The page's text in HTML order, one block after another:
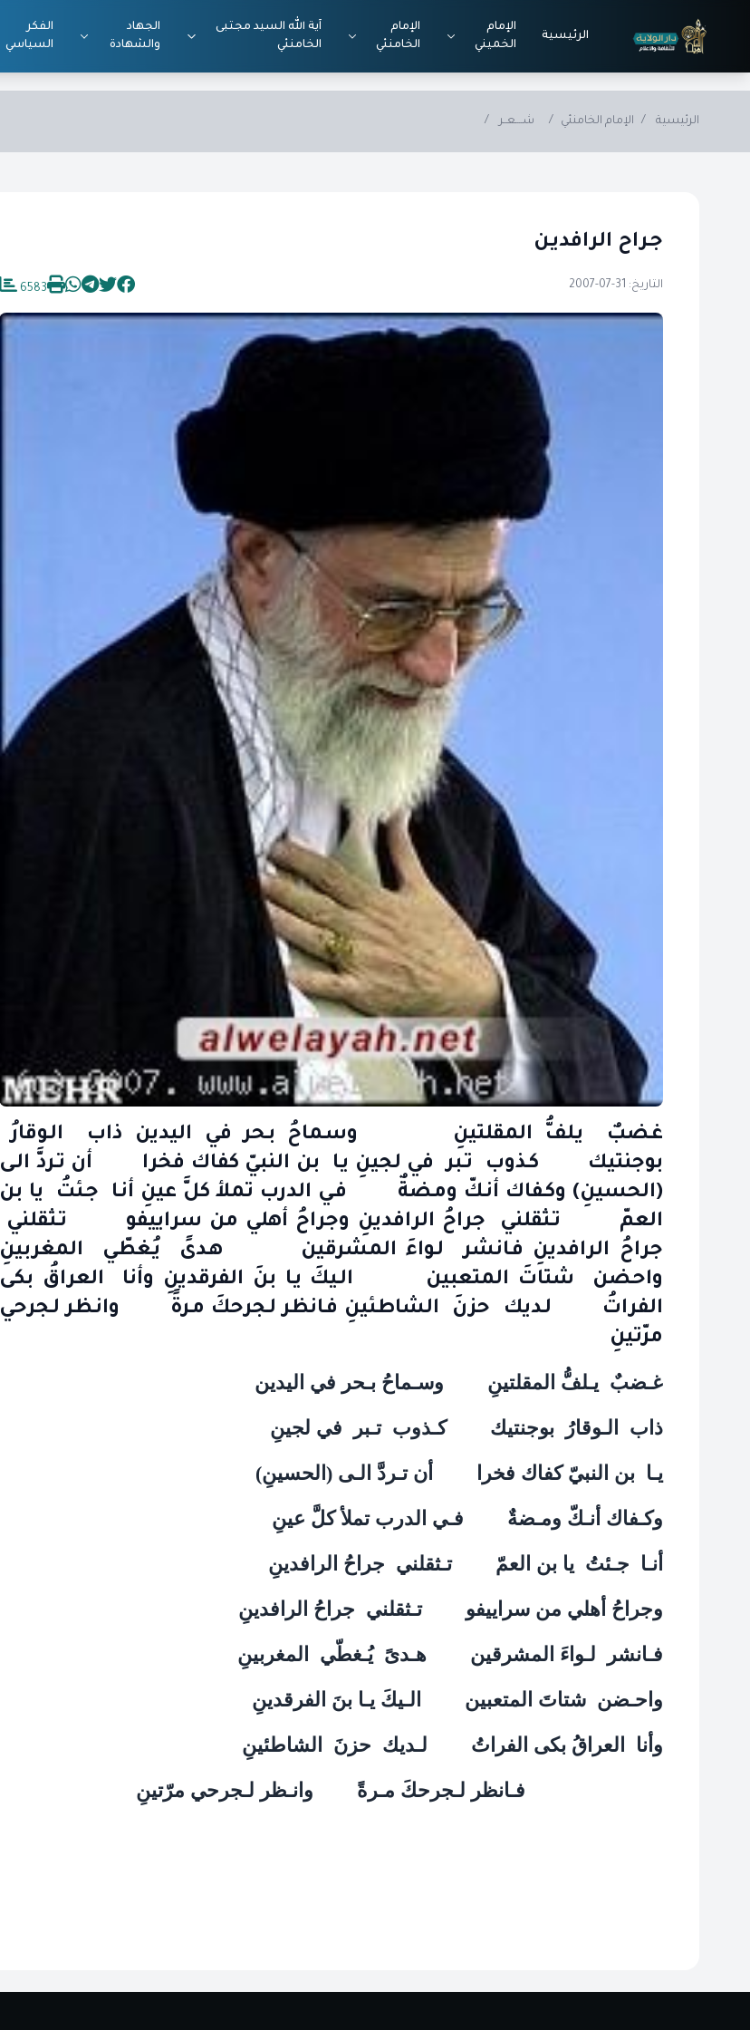
الرئيسية
الإمام
الخميني
الإمام
الخامنئي
آية الله السيد مجتبى
الخامنئي
الجهاد
والشهادة
الفكر
السياسي
الرئيسية / الإمام الخامنئي / شــــعــر /
جـراح الرافديـن
التاريخ: 31-07-2007 6583
غـضبٌ يـلفُّ المقلتينِ وسـماحُ بـحر في اليدين ذاب الـوقارُ
بوجنتيك كـذوب تـبر في لجينِ يـا بن النبيّ كفاك فخرا أن تـردَّ الـى
(الحسينِ) وكـفاك أنـكّ ومـضةٌ فـي الدرب تملأ كلَّ عينِ أنـا جـئتُ يا بن
العمّ تـثقلني جراحُ الرافدينِ وجراحُ أهلي من سراييفو تـثقلني
جراحُ الرافدينِ فـانشر لـواءَ المشرقين هـدىً يُـغطّي المغربينِ
واحـضن شتاتَ المتعبين الـيكَ يـا بنَ الفرقدينِ وأنا العراقُ بكى
الفراتُ لـديك حزنَ الشاطئينِ فـانظر لـجرحكَ مـرةً وانـظر لـجرحي
مرّتينِ
غـضبٌ يـلفُّ المقلتينِ
وسـماحُ بـحر في اليدين
ذاب
الـوقارُ بوجنتيك كـذوب تـبر
في لجينِ
يـا بن النبيّ كفاك فخرا
أن تـردَّ الـى (الحسينِ)
وكـفاك أنـكّ ومـضةٌ
فـي الدرب تملأ كلَّ عينِ
أنـا جـئتُ يا بن العمّ تـثقلني جراحُ الرافدينِ
وجراحُ أهلي من سراييفو
تـثقلني جراحُ الرافدينِ
فـانشر
لـواءَ المشرقين هـدىً يُـغطّي
المغربينِ
واحـضن شتاتَ المتعبين
الـيكَ يـا بنَ الفرقدينِ
وأنا
العراقُ بكى الفراتُ لـديك حزنَ
الشاطئينِ
فـانظر لـجرحكَ مـرةً
وانـظر لـجرحي مرّتينِ